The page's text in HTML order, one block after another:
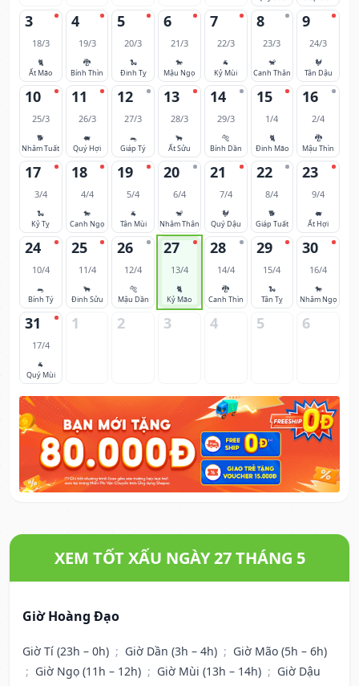
3
18/3
🐈
Ất Mão
4
19/3
🐉
Bính Thìn
5
20/3
🐍
Đinh Tỵ
6
21/3
🐎
Mậu Ngọ
7
22/3
🐐
Kỷ Mùi
8
23/3
🐒
Canh Thân
9
24/3
🐓
Tân Dậu
10
25/3
🐕
Nhâm Tuất
11
26/3
🐖
Quý Hợi
12
27/3
🐀
Giáp Tý
13
28/3
🐂
Ất Sửu
14
29/3
🐅
Bính Dần
15
1/4
🐈
Đinh Mão
16
2/4
🐉
Mậu Thìn
17
3/4
🐍
Kỷ Tỵ
18
4/4
🐎
Canh Ngọ
19
5/4
🐐
Tân Mùi
20
6/4
🐒
Nhâm Thân
21
7/4
🐓
Quý Dậu
22
8/4
🐕
Giáp Tuất
23
9/4
🐖
Ất Hợi
24
10/4
🐀
Bính Tý
25
11/4
🐂
Đinh Sửu
26
12/4
🐅
Mậu Dần
27
13/4
🐈
Kỷ Mão
28
14/4
🐉
Canh Thìn
29
15/4
🐍
Tân Tỵ
30
16/4
🐎
Nhâm Ngọ
31
17/4
🐐
Quý Mùi
1 2 3 4 5 6
XEM TỐT XẤU NGÀY 27 THÁNG 5
Giờ Hoàng Đạo
Giờ Tí (23h – 0h) ; Giờ Dần (3h – 4h) ; Giờ Mão (5h – 6h)
; Giờ Ngọ (11h – 12h) ; Giờ Mùi (13h – 14h) ; Giờ Dậu